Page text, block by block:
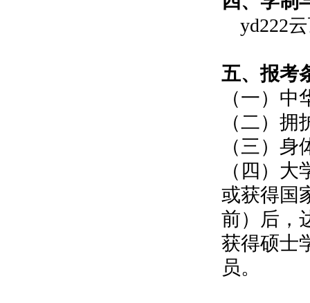
yd222
五、报考
（一） 中
（二） 拥
（三） 身
（四） 大
或获得国
前）后，
获得硕士
员。